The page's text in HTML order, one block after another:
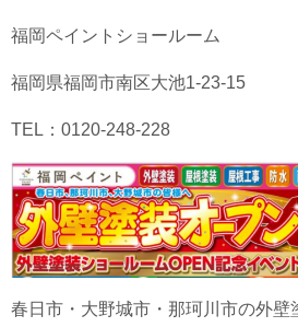
福岡ペイントショールーム
福岡県福岡市南区大池1-23-15
TEL：0120-248-228
春日市・大野城市・那珂川市の外壁